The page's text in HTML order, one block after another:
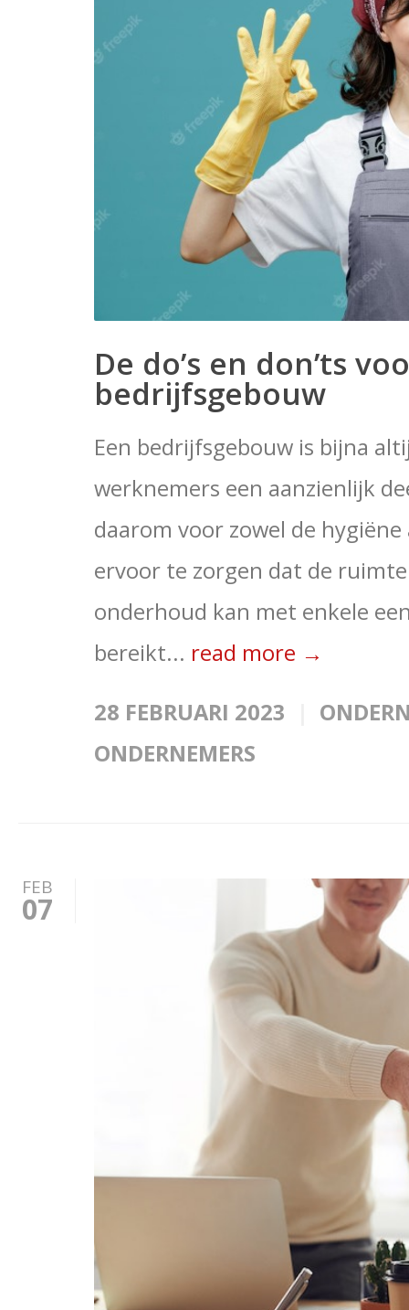
De do’s en don’ts
bedrijfsgebouw
Een bedrijfsgebouw is bijna
werknemers een aanzienlijk
daarom voor zowel de
ervoor te zorgen dat de
onderhoud kan met enkele
bereikt... read more →
28 FEBRUARI 2023
ONDERNEMERS
FEB
07